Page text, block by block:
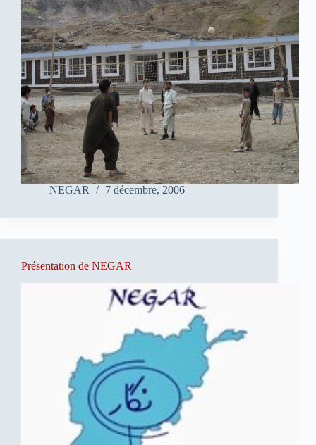
NEGAR 7 décembre, 2006
Présentation de NEGAR